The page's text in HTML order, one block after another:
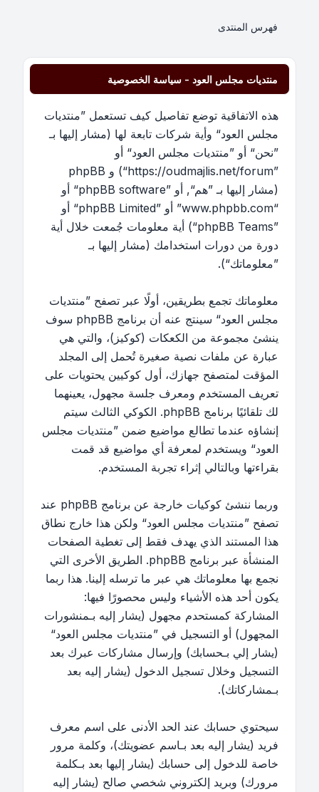
فهرس المنتدى
منتديات مجلس العود - سياسة الخصوصية
هذه الاتفاقية توضع تفاصيل كيف تستعمل ”منتديات
مجلس العود“ وأية شركات تابعة لها (مشار إليها بـ
”نحن“ أو ”منتديات مجلس العود“ أو
”https://oudmajlis.net/forum“) و phpBB
(مشار إليها بـ ”هم“, أو ”phpBB software“ أو
“www.phpbb.com” أو ”phpBB Limited“ أو
”phpBB Teams“) أية معلومات جُمعت خلال أية
دورة من دورات استخدامك (مشار إليها بـ
”معلوماتك“).
معلوماتك تجمع بطريقين، أولًا عبر تصفح ”منتديات
مجلس العود“ سينتج عنه أن برنامج phpBB سوف
ينشئ مجموعة من الكعكات (كوكيز)، والتي هي
عبارة عن ملفات نصية صغيرة تُحمل إلى المجلد
المؤقت لمتصفح جهازك، أول كوكيين يحتويات على
تعريف المستخدم ومعرف جلسة مجهول، يعينهما
لك تلقائيًا برنامج phpBB. الكوكي الثالث سيتم
إنشاؤه عندما تطالع مواضيع ضمن ”منتديات مجلس
العود“ ويستخدم لمعرفة أي مواضيع قد قمت
بقراءتها وبالتالي إثراء تجربة المستخدم.
وربما ننشئ كوكيات خارجة عن برنامج phpBB عند
تصفح ”منتديات مجلس العود“ ولكن هذا خارج نطاق
هذا المستند الذي يهدف فقط إلى تغطية الصفحات
المنشأة عبر برنامج phpBB. الطريق الأخرى التي
نجمع بها معلوماتك هي عبر ما ترسله إلينا. هذا ربما
يكون أحد هذه الأشياء وليس محصورًا فيها:
المشاركة كمستحدم مجهول (يشار إليه بـمنشورات
المجهول) أو التسجيل في ”منتديات مجلس العود“
(يشار إلي بـحسابك) وإرسال مشاركات عبرك بعد
التسجيل وخلال تسجيل الدخول (يشار إليه بعد
بـمشاركاتك).
سيحتوي حسابك عند الحد الأدنى على اسم معرف
فريد (يشار إليه بعد بـاسم عضويتك)، وكلمة مرور
خاصة للدخول إلى حسابك (يشار إليها بعد بـكلمة
مرورك) وبريد إلكتروني شخصي صالح (يشار إليه